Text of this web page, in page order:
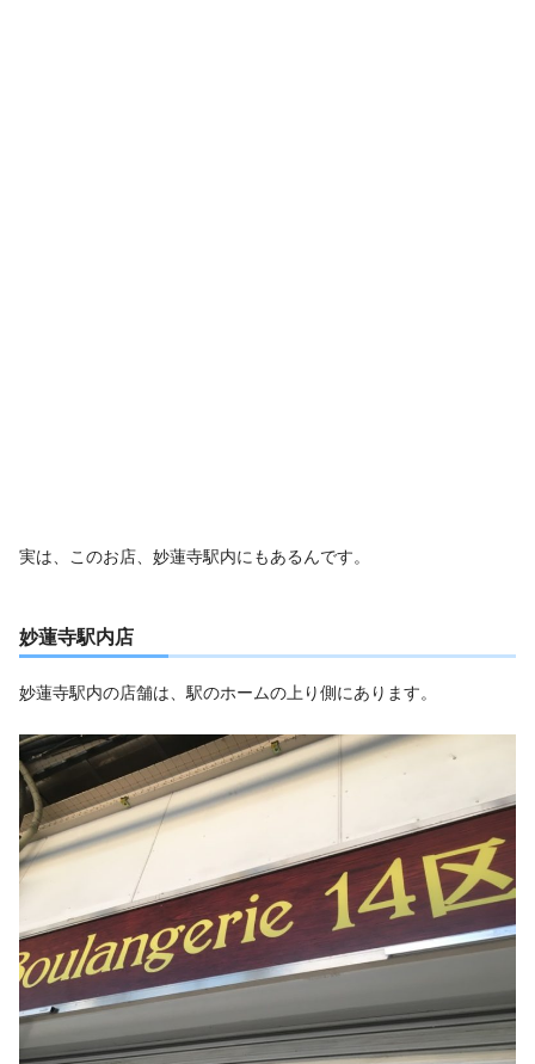
実は、このお店、妙蓮寺駅内にもあるんです。
妙蓮寺駅内店
妙蓮寺駅内の店舗は、駅のホームの上り側にあります。